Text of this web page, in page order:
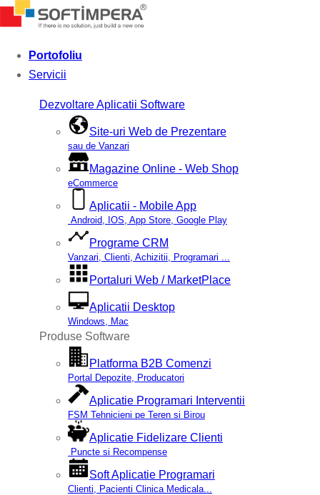
Portofoliu
Servicii
Dezvoltare Aplicatii Software
Site-uri Web de Prezentare
sau de Vanzari
Magazine Online - Web Shop
eCommerce
Aplicatii - Mobile App
Android, IOS, App Store, Google Play
Programe CRM
Vanzari, Clienti, Achizitii, Programari ...
Portaluri Web / MarketPlace
Aplicatii Desktop
Windows, Mac
Produse Software
Platforma B2B Comenzi
Portal Depozite, Producatori
Aplicatie Programari Interventii
FSM Tehnicieni pe Teren si Birou
Aplicatie Fidelizare Clienti
Puncte si Recompense
Soft Aplicatie Programari
Clienti, Pacienti Clinica Medicala...